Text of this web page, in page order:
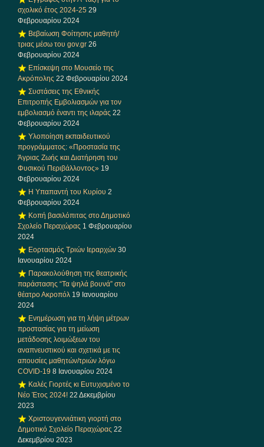
σχολικό έτος 2024-25 29
Φεβρουαρίου 2024
Βεβαίωση Φοίτησης μαθητή/
τριας μέσω του gov.gr 26
Φεβρουαρίου 2024
Επίσκεψη στο Μουσείο της
Ακρόπολης 22 Φεβρουαρίου 2024
Συστάσεις της Εθνικής
Επιτροπής Εμβολιασμών για τον
εμβολιασμό έναντι της ιλαράς 22
Φεβρουαρίου 2024
Υλοποίηση εκπαιδευτικού
προγράμματος: «Προστασία της
Άγριας Ζωής και Διατήρηση του
Φυσικού Περιβάλλοντος» 19
Φεβρουαρίου 2024
Η Υπαπαντή του Κυρίου 2
Φεβρουαρίου 2024
Κοπή βασιλόπιτας στο Δημοτικό
Σχολείο Περαχώρας 1 Φεβρουαρίου
2024
Εορτασμός Τριών Ιεραρχών 30
Ιανουαρίου 2024
Παρακολούθηση της θεατρικής
παράστασης “Τα ψηλά βουνά” στο
θέατρο Ακροπόλ 19 Ιανουαρίου
2024
Ενημέρωση για τη λήψη μέτρων
προστασίας για τη μείωση
μετάδοσης λοιμώξεων του
αναπνευστικού και σχετικά με τις
απουσίες μαθητών/τριών λόγω
COVID-19 8 Ιανουαρίου 2024
Καλές Γιορτές κι Ευτυχισμένο το
Νέο Έτος 2024! 22 Δεκεμβρίου
2023
Χριστουγεννιάτικη γιορτή στο
Δημοτικό Σχολείο Περαχώρας 22
Δεκεμβρίου 2023